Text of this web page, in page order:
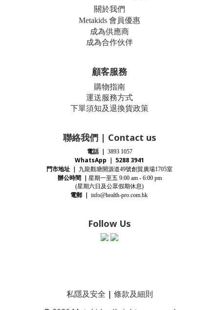
關於我們
Metakids 會員優惠
成為供應商
成為合作伙伴
顧客服務
購物指南
運送服務方式
下單須知及退換貨政策
聯絡我們 | Contact us
電話 ｜ 3893 1057
WhatsApp ｜ 5288 3941
門市地址 ｜ 九龍觀塘開源道49號創貿廣場1705室
辦公時間｜ 星期一至五 9:00 am - 6:00 pm
(星期六日及公眾假期休息)
電郵｜ info@health-pro.com.hk
Follow Us
私隱及安全 | 條款及細則